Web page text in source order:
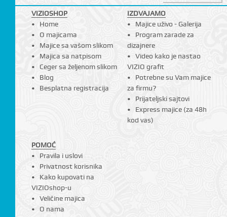
VIZIOSHOP
Home
O majicama
Majice sa vašom slikom
Majica sa natpisom
Ceger sa željenom slikom
Blog
Besplatna registracija
IZDVAJAMO
Majice uživo - Galerija
Program zarade za
dizajnere
Video kako je nastao
VIZIO grafit
Potrebne su Vam majice
za firmu?
Prijateljski sajtovi
Express majice (za 48h
kod vas)
POMOĆ
Pravila i uslovi
Privatnost korisnika
Kako kupovati na
VIZIOshop-u
Veličine majica
O nama